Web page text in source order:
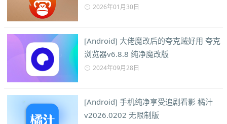
2026年01月30日
[Android] 大佬魔改后的夸克贼好用 夸克
浏览器v6.8.8 纯净魔改版
2024年09月28日
[Android] 手机纯净享受追剧看影 橘汁
v2026.0202 无限制版